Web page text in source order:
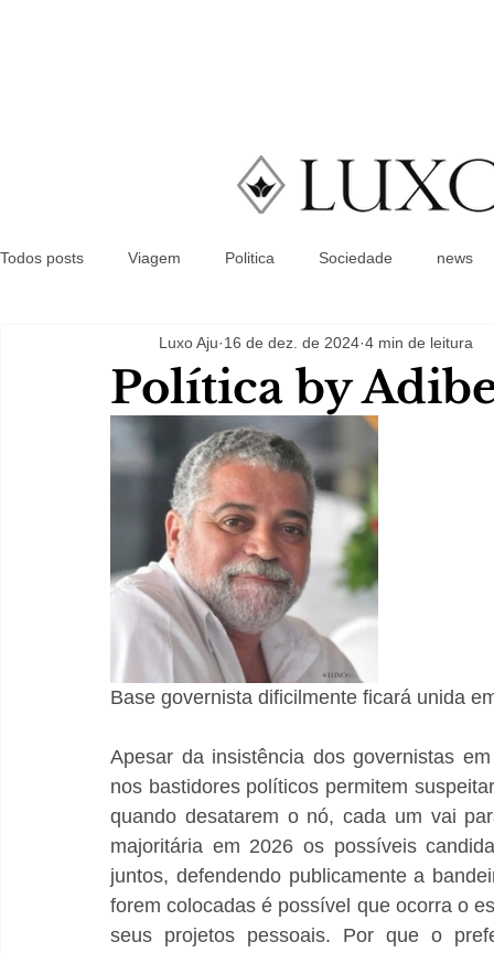
Todos posts Viagem Politica Sociedade news
Política by
Luxo Aju 16 de dez. de 2024 4 min de leitura
Base governista dificilmente ficará unida
Apesar da insistência dos governistas
nos bastidores políticos permitem
quando desatarem o nó, cada um vai
majoritária em 2026 os possíveis
juntos, defendendo publicamente a
forem colocadas é possível que ocorra o
seus projetos pessoais. Por que o